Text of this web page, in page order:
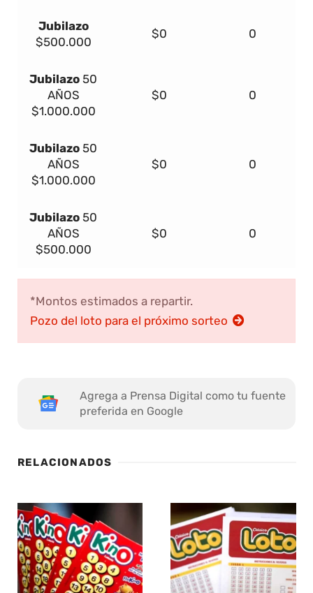
Jubilazo
$500.000
$0 0
Jubilazo 50
AÑOS
$1.000.000
$0 0
Jubilazo 50
AÑOS
$1.000.000
$0 0
Jubilazo 50
AÑOS
$500.000
$0 0
*Montos estimados a repartir.
Pozo del loto para el próximo sorteo
Agrega a Prensa Digital como tu fuente
preferida en Google
RELACIONADOS